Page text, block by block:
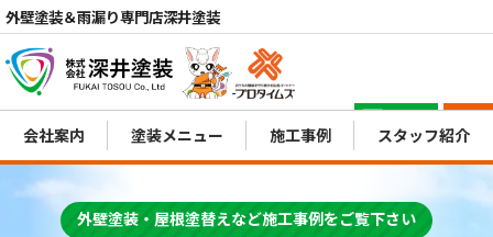
外壁塗装＆雨漏り専門店深井塗装
電話 MENU
会社案内 塗装メニュー 施工事例 スタッフ紹介
外壁塗装・屋根塗替えなど施工事例をご覧下さい